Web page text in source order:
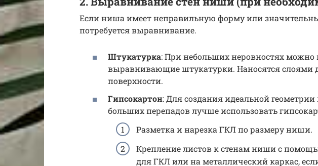
Если ниша имеет неправильную форму или
потребуется выравнивание.
Штукатурка: При небольших неровностях можно
выравнивающие штукатурки. Наносятся слоями
поверхности.
Гипсокартон: Для создания идеальной
больших перепадов лучше использовать
Разметка и нарезка ГКЛ по размеру ниши.
Крепление листов к стенам ниши с
для ГКЛ или на металлический каркас,